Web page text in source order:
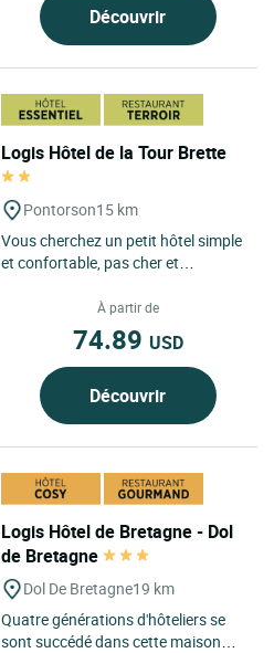
Découvrir
Logis Hôtel de la Tour Brette
Pontorson15 km
Vous cherchez un petit hôtel simple
et confortable, pas cher et
Mont-Saint-Michel ? Ne...
À partir de
74.89 USD
Découvrir
Logis Hôtel de Bretagne - Dol
de Bretagne
Dol De Bretagne19 km
Quatre générations d'hôteliers se
sont succédé dans cette maison